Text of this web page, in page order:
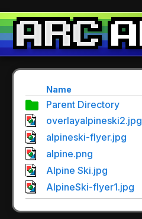
Name
Parent Directory
overlayalpineski2.jpg
alpineski-flyer.jpg
alpine.png
Alpine Ski.jpg
AlpineSki-flyer1.jpg